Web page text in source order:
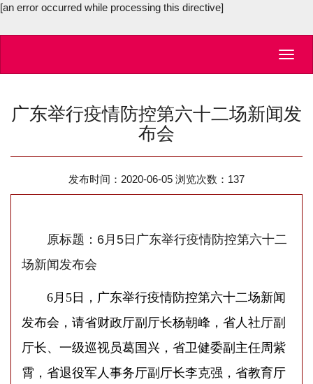
[an error occurred while processing this directive]
广东举行疫情防控第六十二场新闻发
布会
发布时间：2020-06-05 浏览次数： 137
原标题：6月5日广东举行疫情防控第六十二
场新闻发布会
6月5日，广东举行疫情防控第六十二场新闻
发布会，请省财政厅副厅长杨朝峰，省人社厅副
厅长、一级巡视员葛国兴，省卫健委副主任周紫
霄，省退役军人事务厅副厅长李克强，省教育厅